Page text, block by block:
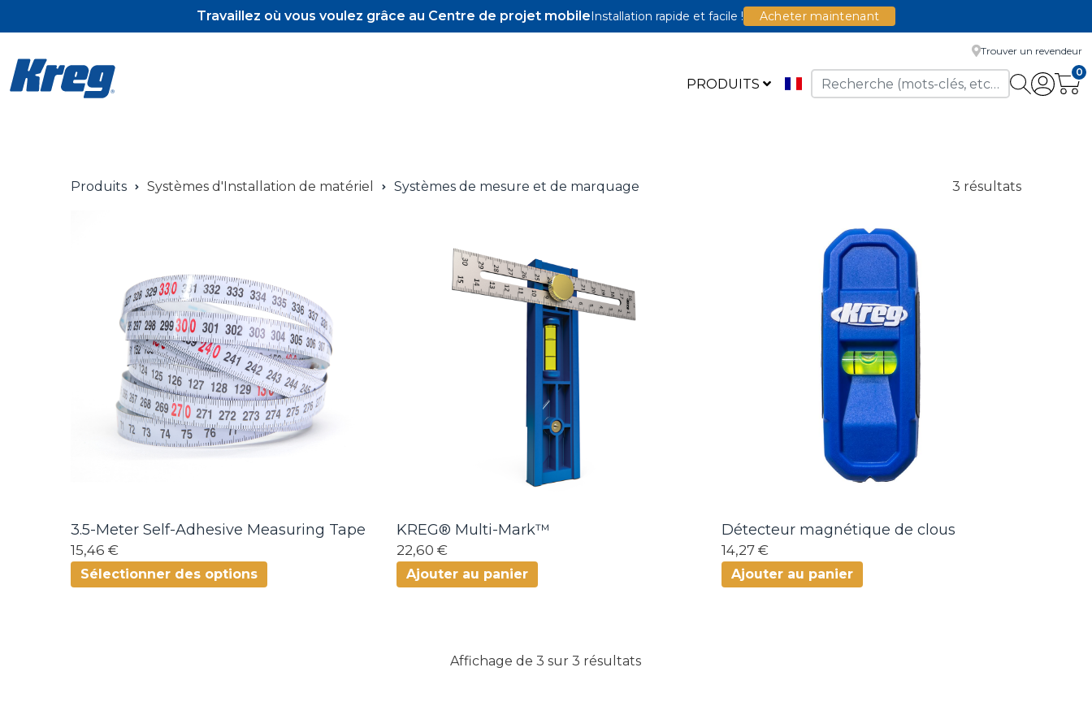
Travaillez où vous voulez grâce au Centre de projet mobileInstallation rapide et facile ! Acheter maintenant
PRODUITS
Pocket-Hole Jigs
Pocket-Hole Accessoires
Trouver un revendeur
0
Produits Systèmes d'Installation de matériel Systèmes de mesure et de marquage 3 résultats
3.5-Meter Self-Adhesive Measuring Tape
15,46 €
Sélectionner des options
KREG® Multi-Mark™
22,60 €
Ajouter au panier
Détecteur magnétique de clous
14,27 €
Ajouter au panier
Affichage de 3 sur 3 résultats